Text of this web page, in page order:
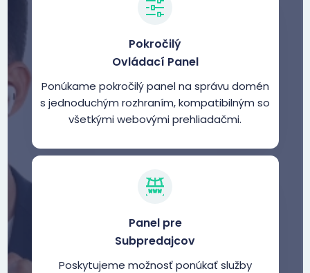
Pokročilý
Ovládací Panel
Ponúkame pokročilý panel na správu domén
s jednoduchým rozhraním, kompatibilným so
všetkými webovými prehliadačmi.
Panel pre
Subpredajcov
Poskytujeme možnosť ponúkať služby